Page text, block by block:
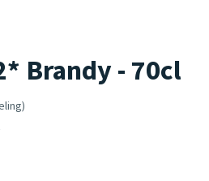
Brandy - 70cl